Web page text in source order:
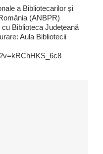
a Bibliotecarilor și
(ANBPR)
Biblioteca Județeană
Aula Bibliotecii